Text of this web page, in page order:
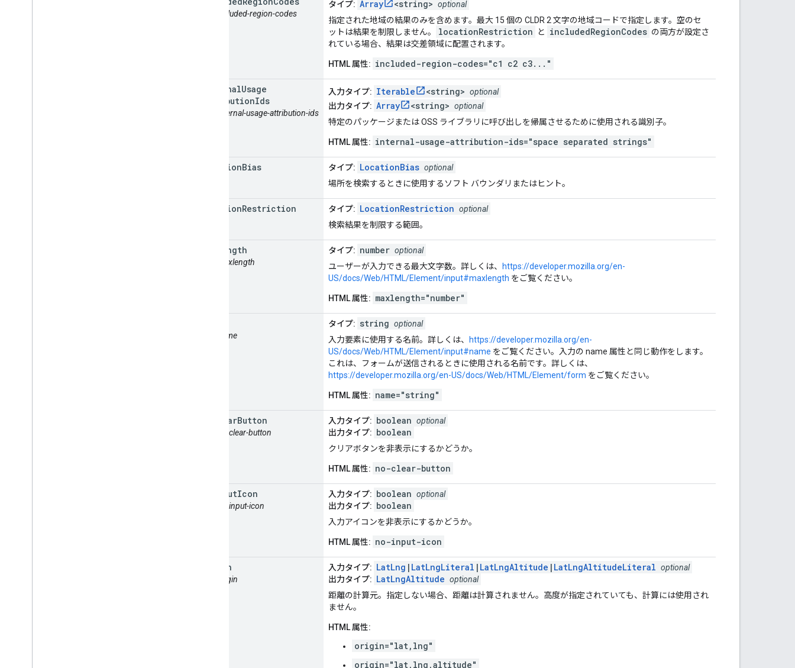
attr: included-region-codes
タイプ: Array <string> optional
指定された地域の結果のみを含めます。最大 15 個の CLDR 2 文字の地域コードで指定します。空のセ
ットは結果を制限しません。
locationRestriction と includedRegionCodes の両方が設定さ
れている場合、結果は交差領域に配置されます。
HTML 属性: included-region-codes="c1 c2 c3..."
internalUsage
AttributionIds
attr: internal-usage-attribution-ids
入力タイプ: Iterable <string> optional
出力タイプ: Array <string> optional
特定のパッケージまたは OSS ライブラリに呼び出しを帰属させるために使用される識別子。
HTML 属性: internal-usage-attribution-ids="space separated strings"
locationBias タイプ: LocationBias optional
場所を検索するときに使用するソフト バウンダリまたはヒント。
locationRestriction タイプ: LocationRestriction optional
検索結果を制限する範囲。
maxlength
attr: maxlength
タイプ: number optional
ユーザーが入力できる最大文字数。詳しくは、
https://developer.mozilla.org/en-
US/docs/Web/HTML/Element/input#maxlength をご覧ください。
HTML 属性: maxlength="number"
attr: name
タイプ: string optional
入力要素に使用する名前。詳しくは、
https://developer.mozilla.org/en-
US/docs/Web/HTML/Element/input#name をご覧ください。入力の name 属性と同じ動作をします。
これは、フォームが送信されるときに使用される名前です。詳しくは、
https://developer.mozilla.org/en-US/docs/Web/HTML/Element/form をご覧ください。
HTML 属性: name="string"
ClearButton
attr: no-clear-button
入力タイプ: boolean optional
出力タイプ: boolean
クリアボタンを非表示にするかどうか。
HTML 属性: no-clear-button
InputIcon
attr: no-input-icon
入力タイプ: boolean optional
出力タイプ: boolean
入力アイコンを非表示にするかどうか。
HTML 属性: no-input-icon
origin
attr: origin
入力タイプ: LatLng | LatLngLiteral | LatLngAltitude | LatLngAltitudeLiteral optional
出力タイプ: LatLngAltitude optional
距離の計算元。指定しない場合、距離は計算されません。高度が指定されていても、計算には使用され
ません。
HTML 属性:
origin="lat,lng"
origin="lat,lng,altitude"